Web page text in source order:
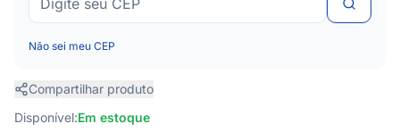
Não sei meu CEP
Compartilhar produto
Disponível:Em estoque